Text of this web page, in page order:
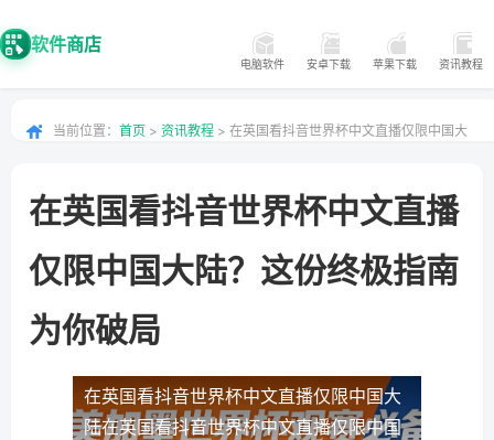
软件商店
电脑软件 安卓下载 苹果下载 资讯教程
当前位置： 首页 > 资讯教程 > 在英国看抖音世界杯中文直播仅限中国大
在英国看抖音世界杯中文直播
仅限中国大陆？这份终极指南
为你破局
在英国看抖音世界杯中文直播仅限中国大
陆在英国看抖音世界杯中文直播仅限中国